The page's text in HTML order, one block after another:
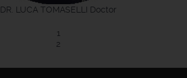
DR. LUCA TOMASELLI Doctor
1
2